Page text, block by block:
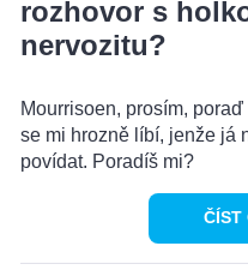
rozhovor s
nervozitu?
Mourrisoen, prosím,
se mi hrozně líbí, jenže já
povídat. Poradíš mi?
ČÍST